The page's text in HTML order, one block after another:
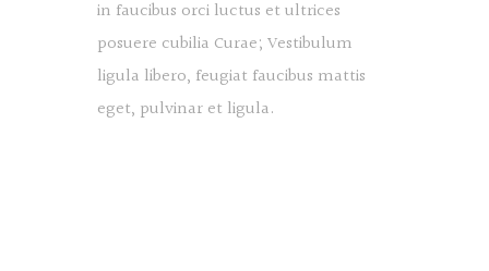
in faucibus orci luctus et ultrices
posuere cubilia Curae; Vestibulum
ligula libero, feugiat faucibus mattis
eget, pulvinar et ligula.